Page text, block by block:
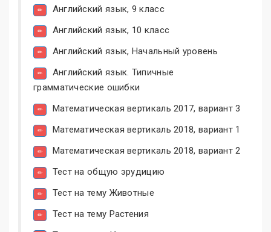
Английский язык, 9 класс
Английский язык, 10 класс
Английский язык, Начальный уровень
Английский язык. Типичные
грамматические ошибки
Математическая вертикаль 2017, вариант 3
Математическая вертикаль 2018, вариант 1
Математическая вертикаль 2018, вариант 2
Тест на общую эрудицию
Тест на тему Животные
Тест на тему Растения